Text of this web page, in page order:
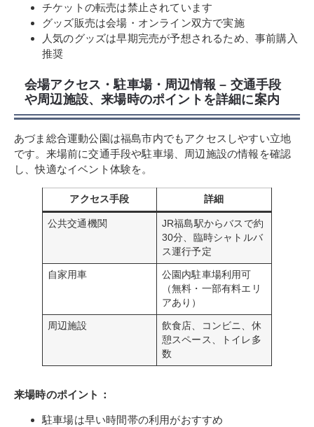
チケットの転売は禁止されています
グッズ販売は会場・オンライン双方で実施
人気のグッズは早期完売が予想されるため、事前購入
推奨
会場アクセス・駐車場・周辺情報 – 交通手段
や周辺施設、来場時のポイントを詳細に案内
あづま総合運動公園は福島市内でもアクセスしやすい立地
です。来場前に交通手段や駐車場、周辺施設の情報を確認
し、快適なイベント体験を。
アクセス手段 詳細
公共交通機関
JR福島駅からバスで約
30分、臨時シャトルバ
ス運行予定
自家用車
公園内駐車場利用可
（無料・一部有料エリ
アあり）
周辺施設
飲食店、コンビニ、休
憩スペース、トイレ多
数
来場時のポイント：
駐車場は早い時間帯の利用がおすすめ